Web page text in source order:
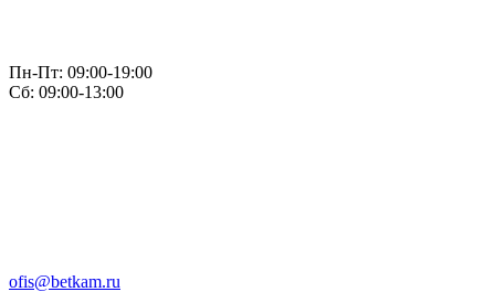
Пн-Пт: 09:00-19:00
Сб: 09:00-13:00
ofis@betkam.ru